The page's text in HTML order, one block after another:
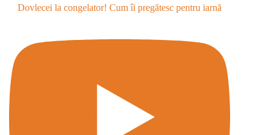
Dovlecei la congelator! Cum îi pregătesc pentru iarnă